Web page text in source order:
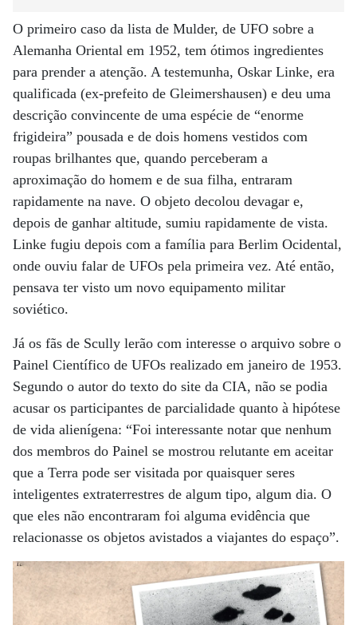
O primeiro caso da lista de Mulder, de UFO sobre a
Alemanha Oriental em 1952, tem ótimos ingredientes
para prender a atenção. A testemunha, Oskar Linke, era
qualificada (ex-prefeito de Gleimershausen) e deu uma
descrição convincente de uma espécie de “enorme
frigideira” pousada e de dois homens vestidos com
roupas brilhantes que, quando perceberam a
aproximação do homem e de sua filha, entraram
rapidamente na nave. O objeto decolou devagar e,
depois de ganhar altitude, sumiu rapidamente de vista.
Linke fugiu depois com a família para Berlim Ocidental,
onde ouviu falar de UFOs pela primeira vez. Até então,
pensava ter visto um novo equipamento militar
soviético.
Já os fãs de Scully lerão com interesse o arquivo sobre o
Painel Científico de UFOs realizado em janeiro de 1953.
Segundo o autor do texto do site da CIA, não se podia
acusar os participantes de parcialidade quanto à hipótese
de vida alienígena: “Foi interessante notar que nenhum
dos membros do Painel se mostrou relutante em aceitar
que a Terra pode ser visitada por quaisquer seres
inteligentes extraterrestres de algum tipo, algum dia. O
que eles não encontraram foi alguma evidência que
relacionasse os objetos avistados a viajantes do espaço”.